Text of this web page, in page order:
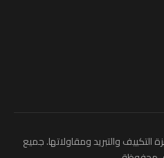
التكييف والتبريد ومقاولاتها. جميع